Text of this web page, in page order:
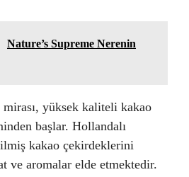
Nature’s Supreme Nerenin
yüksek kaliteli kakao
başlar. Hollandalı
kakao çekirdeklerini
ve aromalar elde etmektedir.